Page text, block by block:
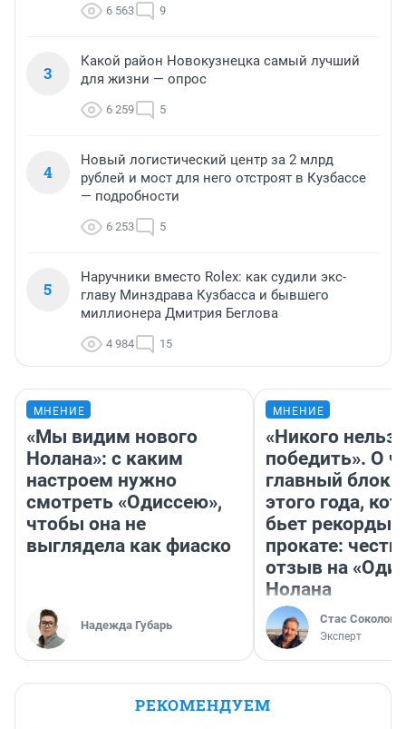
6 563 9
3
Какой район Новокузнецка самый лучший
для жизни — опрос
6 259 5
4
Новый логистический центр за 2 млрд
рублей и мост для него отстроят в Кузбассе
— подробности
6 253 5
5
Наручники вместо Rolex: как судили экс-
главу Минздрава Кузбасса и бывшего
миллионера Дмитрия Беглова
4 984 15
МНЕНИЕ
«Мы видим нового
Нолана»: с каким
настроем нужно
смотреть «Одиссею»,
чтобы она не
выглядела как фиаско
Надежда Губарь
МНЕНИЕ
«Никого нельзя
победить». О
главный
этого года,
бьет рекорды в
прокате:
отзыв на
Нолана
Стас Соколов
Эксперт
РЕКОМЕНДУЕМ